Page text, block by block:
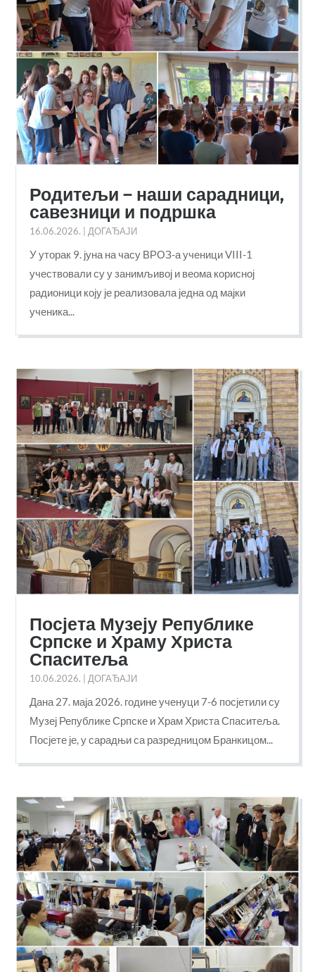
Родитељи – наши сарадници,
савезници и подршка
16.06.2026. ДОГАЂАЈИ
У уторак 9. јуна на часу ВРОЗ-а ученици VIII-1
учествовали су у занимљивој и веома корисној
радионици коју је реализовала једна од мајки
ученика...
Посјета Музеју Републике
Српске и Храму Христа
Спаситеља
10.06.2026. | ДОГАЂАЈИ
Дана 27. маја 2026. године ученуци 7-6 посјетили су
Музеј Републике Српске и Храм Христа Спаситеља.
Посјете је, у сарадњи са разредницом Бранкицом...